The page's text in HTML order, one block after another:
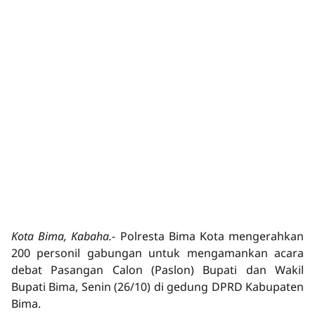
Kota Bima, Kabaha.- Polresta Bima Kota mengerahkan
200 personil gabungan untuk mengamankan acara
debat Pasangan Calon (Paslon) Bupati dan Wakil
Bupati Bima, Senin (26/10) di gedung DPRD Kabupaten
Bima.